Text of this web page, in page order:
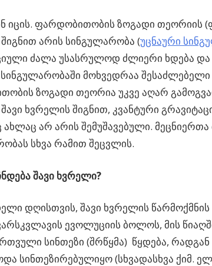
იცის. ფარდობითობის ზოგადი თეორიის
არის სინგულარობა (უცნაური
ძალა უსასრულოდ ძლიერი ხდება და
მოხვედრაა შესაძლებელი
ზოგადი თეორია უკვე აღარ
ხვრელის შიგნით, კვანტური
არ არის შემუშავებული.
სხვა რამით შეცვლის.
შავი ხვრელი?
დღისთვის, შავი ხვრელის
ევოლუციის ბოლოს, მის
სინთეზი (შრწყმა) წყდება,
სინთეზირებულიყო (სხვადასხვა ქიმ.